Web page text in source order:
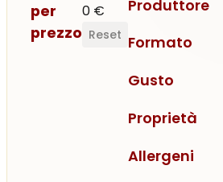
per
prezzo
0 €
Reset
Produttore
Formato
Gusto
Proprietà
Allergeni